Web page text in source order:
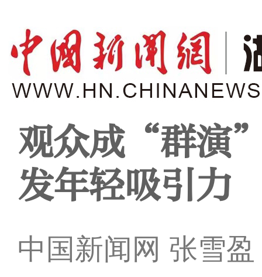
观众成“群演
发年轻吸引力
中国新闻网 张雪盈